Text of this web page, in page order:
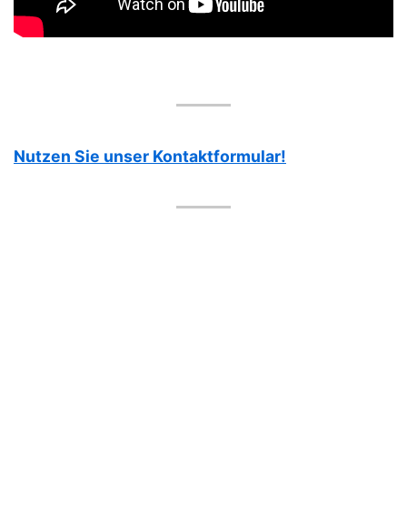
Nutzen Sie unser Kontaktformular!